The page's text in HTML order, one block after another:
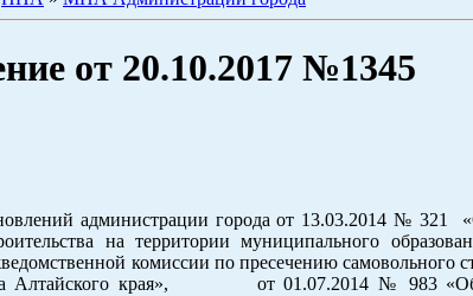
от 20.10.2017 №1345
администрации города от 13.03.2014 № 321
на территории муниципального
комиссии по пресечению самовольного
Алтайского края», от 01.07.2014 № 983 «Об